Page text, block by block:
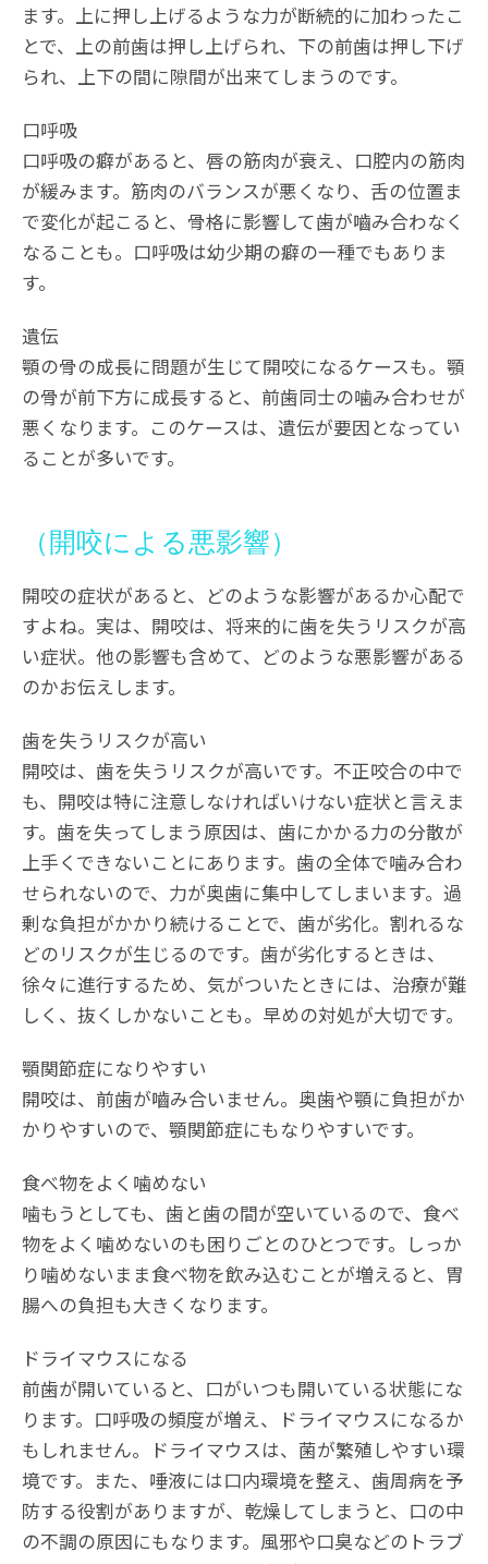
ます。上に押し上げるような力が断続的に加わったこ
とで、上の前歯は押し上げられ、下の前歯は押し下げ
られ、上下の間に隙間が出来てしまうのです。
口呼吸
口呼吸の癖があると、唇の筋肉が衰え、口腔内の筋肉
が緩みます。筋肉のバランスが悪くなり、舌の位置ま
で変化が起こると、骨格に影響して歯が嚙み合わなく
なることも。口呼吸は幼少期の癖の一種でもありま
す。
遺伝
顎の骨の成長に問題が生じて開咬になるケースも。顎
の骨が前下方に成長すると、前歯同士の噛み合わせが
悪くなります。このケースは、遺伝が要因となってい
ることが多いです。
（開咬による悪影響）
開咬の症状があると、どのような影響があるか心配で
すよね。実は、開咬は、将来的に歯を失うリスクが高
い症状。他の影響も含めて、どのような悪影響がある
のかお伝えします。
歯を失うリスクが高い
開咬は、歯を失うリスクが高いです。不正咬合の中で
も、開咬は特に注意しなければいけない症状と言えま
す。歯を失ってしまう原因は、歯にかかる力の分散が
上手くできないことにあります。歯の全体で噛み合わ
せられないので、力が奥歯に集中してしまいます。過
剰な負担がかかり続けることで、歯が劣化。割れるな
どのリスクが生じるのです。歯が劣化するときは、
徐々に進行するため、気がついたときには、治療が難
しく、抜くしかないことも。早めの対処が大切です。
顎関節症になりやすい
開咬は、前歯が嚙み合いません。奥歯や顎に負担がか
かりやすいので、顎関節症にもなりやすいです。
食べ物をよく噛めない
噛もうとしても、歯と歯の間が空いているので、食べ
物をよく噛めないのも困りごとのひとつです。しっか
り噛めないまま食べ物を飲み込むことが増えると、胃
腸への負担も大きくなります。
ドライマウスになる
前歯が開いていると、口がいつも開いている状態にな
ります。口呼吸の頻度が増え、ドライマウスになるか
もしれません。ドライマウスは、菌が繁殖しやすい環
境です。また、唾液には口内環境を整え、歯周病を予
防する役割がありますが、乾燥してしまうと、口の中
の不調の原因にもなります。風邪や口臭などのトラブ